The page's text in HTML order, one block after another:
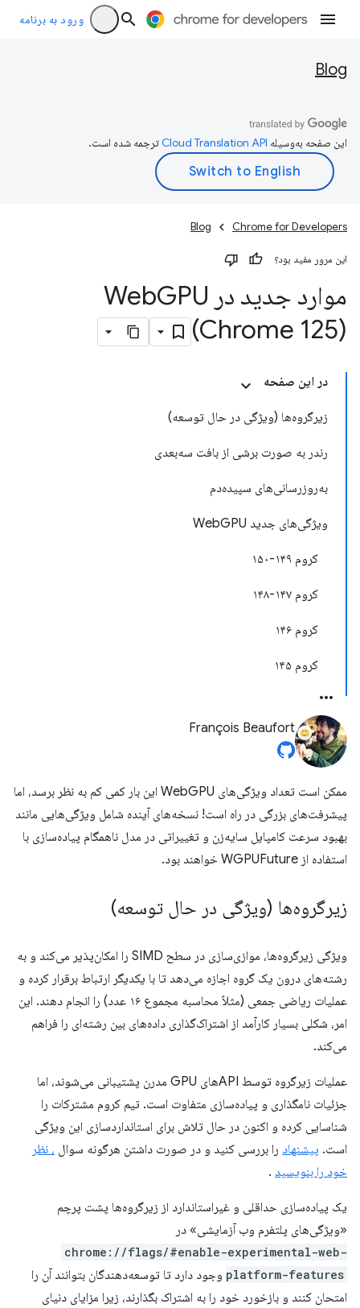
ورود به برنامه
Blog
این صفحه به‌وسیله ترجمه شده است.
Chrome for Developers
Blog
این مرور مفید بود؟
موارد جدید در Web GPU
(Chrome 125)
در این صفحه
زیرگروه‌ها (ویژگی در حال توسعه)
رندر به صورت برشی از بافت سه‌بعدی
به‌روزرسانی‌های سپیده‌دم
ویژگی‌های جدید WebGPU
کروم ۱۴۹-۱۵۰
کروم ۱۴۷-۱۴۸
کروم ۱۴۶
کروم ۱۴۵
François Beaufort
ممکن است تعداد ویژگی‌های WebGPU این بار کمی کم به نظر برسد، اما
پیشرفت‌های بزرگی در راه است! نسخه‌های آینده شامل ویژگی‌هایی مانند
بهبود سرعت کامپایل سایه‌زن و تغییراتی در مدل ناهمگام پیاده‌سازی با
استفاده از WGPUFuture خواهند بود.
زیرگروه‌ها (ویژگی در حال توسعه)
ویژگی زیرگروه‌ها، موازی‌سازی در سطح SIMD را امکان‌پذیر می‌کند و به
رشته‌های درون یک گروه اجازه می‌دهد تا با یکدیگر ارتباط برقرار کرده و
عملیات ریاضی جمعی (مثلاً محاسبه مجموع ۱۶ عدد) را انجام دهند. این
امر، شکلی بسیار کارآمد از اشتراک‌گذاری داده‌های بین رشته‌ای را فراهم
می‌کند.
عملیات زیرگروه توسط APIهای GPU مدرن پشتیبانی می‌شوند، اما
جزئیات نامگذاری و پیاده‌سازی متفاوت است. تیم کروم مشترکات را
شناسایی کرده و اکنون در حال تلاش برای استانداردسازی این ویژگی
است. پیشنهاد را بررسی کنید و در صورت داشتن هرگونه سوال ، نظر
خود را بنویسید .
یک پیاده‌سازی حداقلی و غیراستاندارد از زیرگروه‌ها پشت پرچم
«ویژگی‌های پلتفرم وب آزمایشی» در
chrome://flags/#enable-experimental-web-
platform-features وجود دارد تا توسعه‌دهندگان بتوانند آن را
امتحان کنند و بازخورد خود را به اشتراک بگذارند، زیرا مزایای دنیای